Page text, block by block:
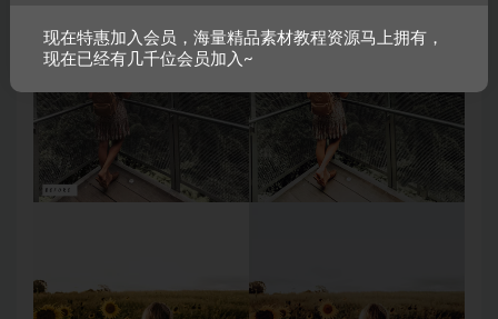
现在特惠加入会员，海量精品素材教程资源马上拥有，
现在已经有几千位会员加入~